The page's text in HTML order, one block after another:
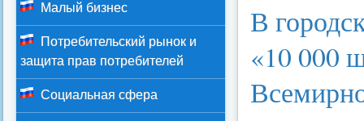
В
«10 000
Малый бизнес
Потребительский рынок и
защита прав потребителей
Социальная сфера